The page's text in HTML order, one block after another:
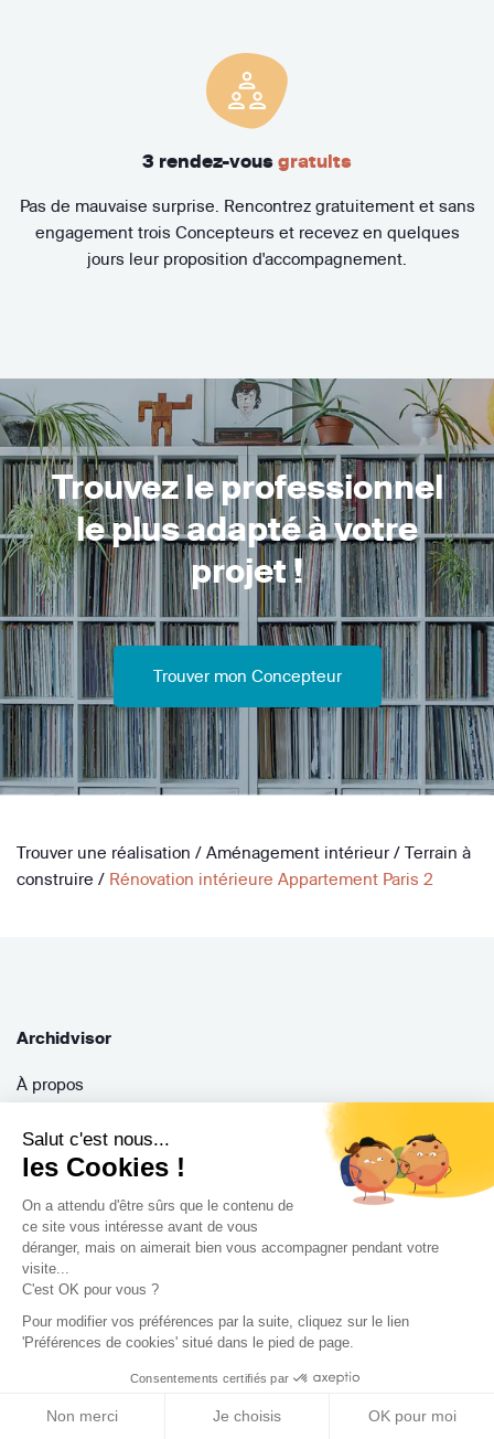
Salut c'est nous...
les Cookies !
On a attendu d'être sûrs que le contenu de
ce site vous intéresse avant de vous
déranger, mais on aimerait bien vous accompagner pendant votre
visite...
C'est OK pour vous ?
Pour modifier vos préférences par la suite, cliquez sur le lien
'Préférences de cookies' situé dans le pied de page.
Consentements certifiés par
Non merci Je choisis OK pour moi
3 rendez-vous gratuits
Pas de mauvaise surprise. Rencontrez gratuitement et sans
engagement trois Concepteurs et recevez en quelques
jours leur proposition d'accompagnement.
Trouvez le professionnel
le plus adapté à votre
projet !
Trouver mon Concepteur
Trouver une réalisation / Aménagement intérieur / Terrain à
construire / Rénovation intérieure Appartement Paris 2
Archidvisor
À propos
Presse
Nos partenaires
Nous contacter
CGV / CGU
Politique de confidentialité
Gestion des cookies
Porteurs de projet
Comment ça marche ?